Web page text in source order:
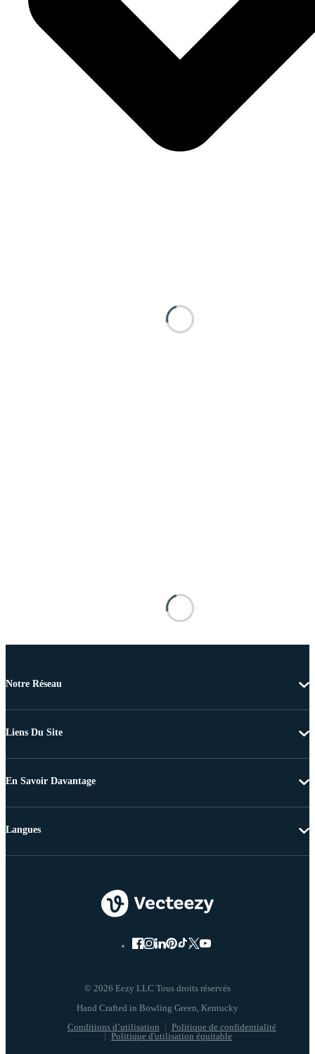
Notre Réseau
Liens Du Site
En Savoir Davantage
© 2026 Eezy LLC Tous droits réservés
Conditions d’utilisation
Politique de confidentialité
Politique d'utilisation équitable
Langues